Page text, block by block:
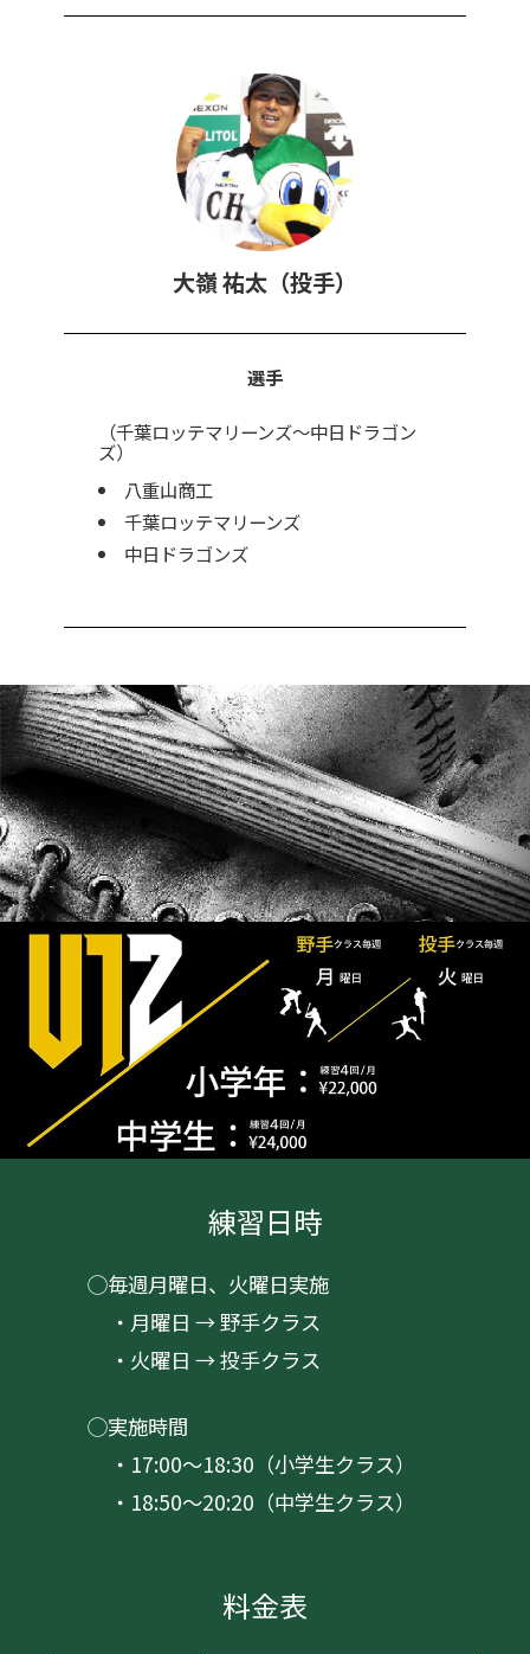
大嶺 祐太（投手）
選手
（千葉ロッテマリーンズ〜中日ドラゴン
ズ）
八重山商工
千葉ロッテマリーンズ
中日ドラゴンズ
練習日時
◯毎週月曜日、火曜日実施
・月曜日 → 野手クラス
・火曜日 → 投手クラス
◯実施時間
・17:00〜18:30（小学生クラス）
・18:50〜20:20（中学生クラス）
料金表